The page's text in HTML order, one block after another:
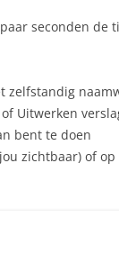
seconden de
zelfstandig
Uitwerken
bent te doen
zichtbaar) of op